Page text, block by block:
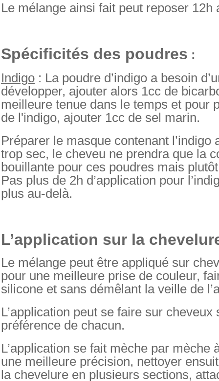
Le mélange ainsi fait peut reposer 12h
Spécificités des poudres :
Indigo : La poudre d’indigo a besoin
développer, ajouter alors 1cc de
meilleure tenue dans le temps et pour
de l'indigo, ajouter 1cc de sel marin.
Préparer le masque contenant l’indigo
trop sec, le cheveu ne prendra que la
bouillante pour ces poudres mais
Pas plus de 2h d’application pour
plus au-delà.
L’application sur la
Le mélange peut être appliqué sur
pour une meilleure prise de couleur,
silicone et sans démêlant la veille de
L’application peut se faire sur
préférence de chacun.
L’application se fait mèche par mèche
une meilleure précision, nettoyer
la chevelure en plusieurs sections,